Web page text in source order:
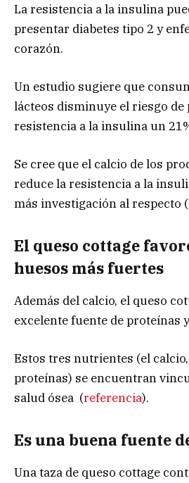
La resistencia a la insulina
presentar diabetes tipo 2 y
corazón.
Un estudio sugiere que
lácteos disminuye el riesgo de
resistencia a la insulina un
Se cree que el calcio de los
reduce la resistencia a la
más investigación al respecto (
El queso cottage
huesos más fuertes
Además del calcio, el queso
excelente fuente de proteínas
Estos tres nutrientes (el
proteínas) se encuentran
salud ósea (referencia).
Es una buena fuente
Una taza de queso cottage